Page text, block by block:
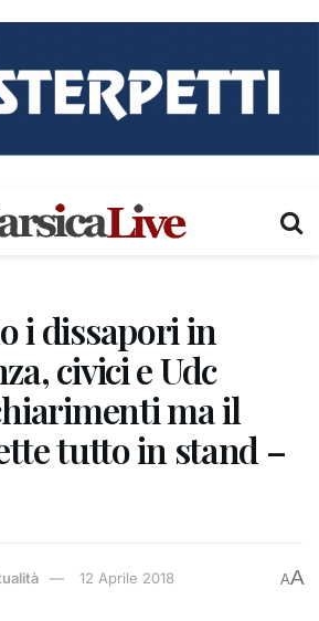
i dissapori in
civici e Udc
ma il
tutto in stand –
12 Aprile 2018 AA